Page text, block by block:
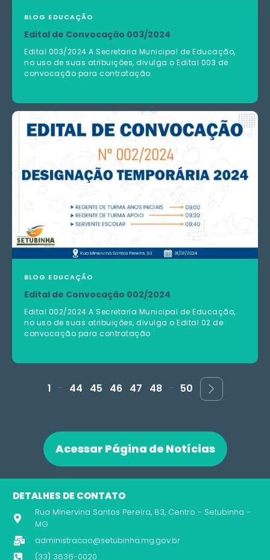
BLOG EDUCAÇÃO
Edital de Convocação 003/2024
Edital 003/2024 A Secretaria Municipal de Educação,
no uso de suas atribuições, divulga o Edital 003 de
convocação para contratação
BLOG EDUCAÇÃO
Edital de Convocação 002/2024
Edital 002/2024 A Secretaria Municipal de Educação,
no uso de suas atribuições, divulga o Edital 02 de
convocação para contratação
1 ... 44 45 46 47 48 ... 50
Acessar Página de Notícias
DETALHES DE CONTATO
Rua Minervina Santos Pereira, 83, Centro - Setubinha -
MG
administracao@setubinha.mg.gov.br
(33) 3636-0020